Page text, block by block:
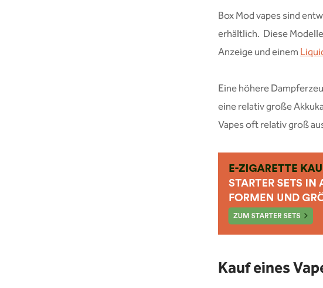
Box Mod vapes sind
erhältlich. Diese
Anzeige und einem
Eine höhere
eine relativ große
Vapes oft relativ groß
Kauf eines